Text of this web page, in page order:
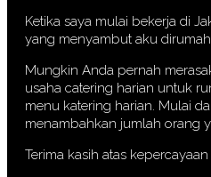
Ketika saya mulai bekerja di
yang menyambut aku
Mungkin Anda pernah
usaha catering harian untuk
menu katering harian. Mulai
menambahkan jumlah orang
Terima kasih atas